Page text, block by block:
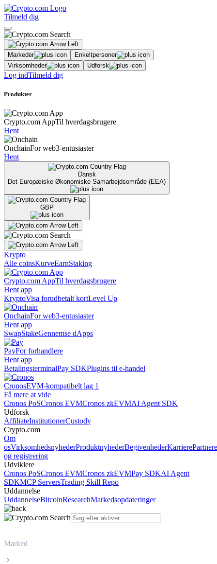
Tilmeld dig
Markeder
Enkeltpersoner
Virksomheder
Udforsk
Log indTilmeld dig
Produkter
Crypto.com AppTil hverdagsbrugere
Hent
OnchainFor web3-entusiaster
Hent
Dansk
Det Europæiske Økonomiske Samarbejdsområde (EEA)
GBP
Krypto
Alle coinsKurveEarnStaking
Crypto.com AppTil hverdagsbrugere
Hent app
KryptoVisa forudbetalt kortLevel Up
OnchainFor web3-entusiaster
Hent app
SwapStakeGennemse dApps
PayFor forhandlere
Hent app
BetalingsterminalPay SDKPlugins til e-handel
CronosEVM-kompatibelt lag 1
Få mere at vide
Cronos PoSCronos EVMCronos zkEVMAI Agent SDK
Udforsk
AffiliateInstitutionerCustody
Crypto.com
Om
osVirksomhedsnyhederProduktnyhederBegivenhederKarrierePartnere
og registrering
Udviklere
Cronos PoSCronos EVMCronos zkEVMPay SDKAI Agent
SDKMCP ServersTrading Skill Repo
Uddannelse
UddannelseBitcoinResearchMarkedsopdateringer
Marked